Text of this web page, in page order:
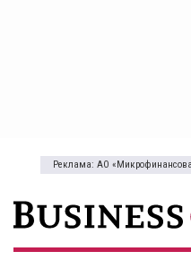
Реклама: АО